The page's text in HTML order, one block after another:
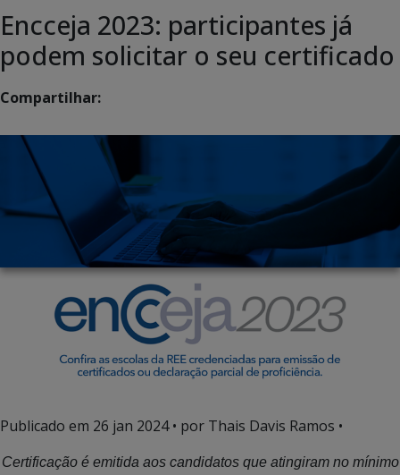
Encceja 2023: participantes já
podem solicitar o seu certificado
Compartilhar:
Publicado em 26 jan 2024• por Thais Davis Ramos •
Certificação é emitida aos candidatos que atingiram no mínimo